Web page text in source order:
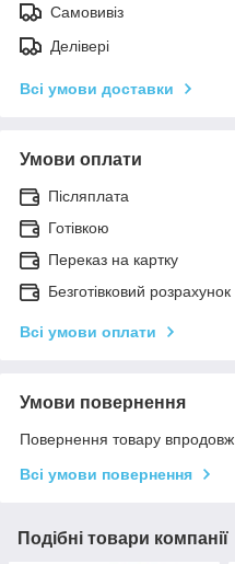
Самовивіз
Делівері
Всі умови доставки
Умови оплати
Післяплата
Готівкою
Переказ на картку
Безготівковий розрахунок
Всі умови оплати
Умови повернення
Повернення товару
Всі умови повернення
Подібні товари компанії